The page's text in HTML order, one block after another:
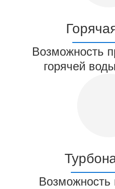
Возможность
горячей
Возможность